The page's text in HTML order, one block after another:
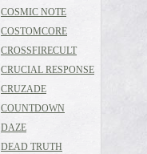
COSMIC NOTE
COSTOMCORE
CROSSFIRECULT
CRUCIAL RESPONSE
CRUZADE
COUNTDOWN
DAZE
DEAD TRUTH